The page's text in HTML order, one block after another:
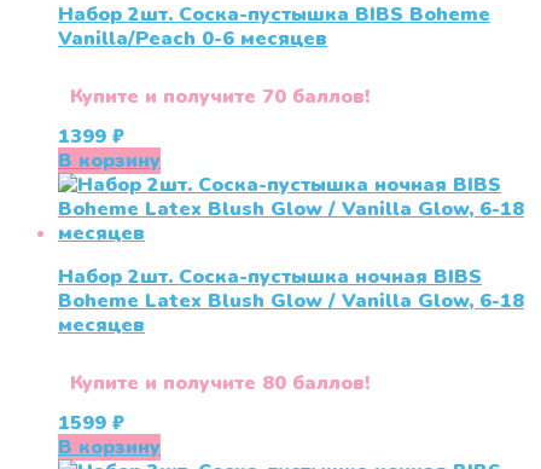
Набор 2шт. Соска-пустышка BIBS Boheme
Vanilla/Peach 0-6 месяцев
Купите и получите 70 баллов!
1399 ₽
В корзину
Набор 2шт. Соска-пустышка ночная BIBS
Boheme Latex Blush Glow / Vanilla Glow, 6-18
месяцев
Купите и получите 80 баллов!
1599 ₽
В корзину